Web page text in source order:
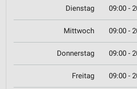
Dienstag 09:00 -
Mittwoch 09:00 -
Donnerstag 09:00 -
Freitag 09:00 -